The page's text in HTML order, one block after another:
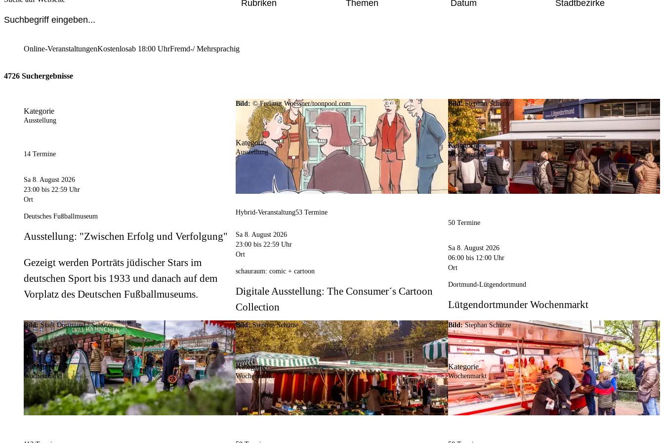
Rubriken Themen Datum Stadtbezirke
Online-VeranstaltungenKostenlosab 18:00 UhrFremd-/ Mehrsprachig
4726 Suchergebnisse
Kategorie
Ausstellung
14 Termine
Sa 8. August 2026
23:00 bis 22:59 Uhr
Ort
Deutsches Fußballmuseum
Ausstellung: "Zwischen Erfolg und Verfolgung"
Gezeigt werden Porträts jüdischer Stars im
deutschen Sport bis 1933 und danach auf dem
Vorplatz des Deutschen Fußballmuseums.
Bild:© Freimut Woessner/toonpool.com
Kategorie
Ausstellung
Hybrid-Veranstaltung53 Termine
Sa 8. August 2026
23:00 bis 22:59 Uhr
Ort
schauraum: comic + cartoon
Digitale Ausstellung: The Consumer´s Cartoon
Collection
Bild:Stephan Schütze
Kategorie
Wochenmarkt
50 Termine
Sa 8. August 2026
06:00bis 12:00 Uhr
Ort
Dortmund-Lütgendortmund
Lütgendortmunder Wochenmarkt
Bild:Stadt Dortmund / Schütze
Kategorie
Wochenmarkt
Bild:Stephan Schütze
Kategorie
Wochenmarkt
Bild:Stephan Schütze
Kategorie
Wochenmarkt